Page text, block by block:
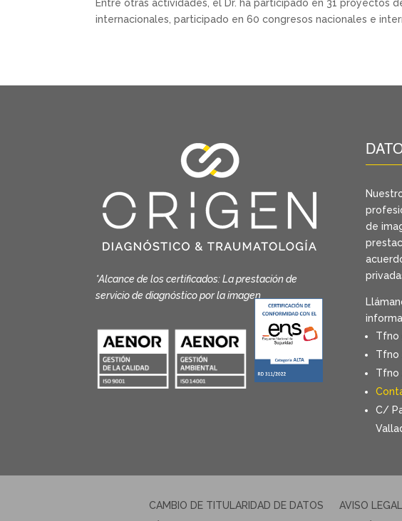
Entre otras actividades, el Dr. ha participado en 31 proyectos
internacionales, participado en 60 congresos nacionales e
*Alcance de los certificados: La prestación de
servicio de diagnóstico por la imagen
de
Tfno
Tfno
Tfno
C/
CAMBIO DE TITULARIDAD DE DATOS AVISO LEGAL